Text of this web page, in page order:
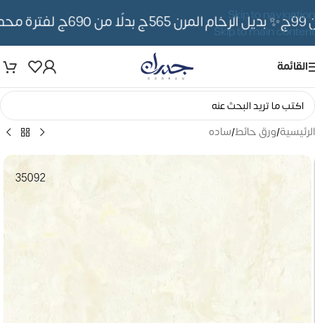
Skip to navigation
Skip to main content
✨ بديل الرخام المرن 565ج بدلًا من 690ج لفترة محدوده
القائمة
الرئيسية/ورق حائط/ساده